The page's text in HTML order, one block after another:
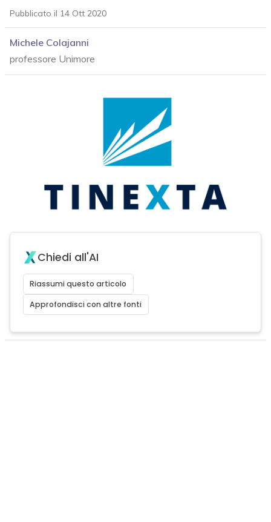
Pubblicato il 14 Ott 2020
Michele Colajanni
professore Unimore
Chiedi all'AI
Riassumi questo articolo
Approfondisci con altre fonti